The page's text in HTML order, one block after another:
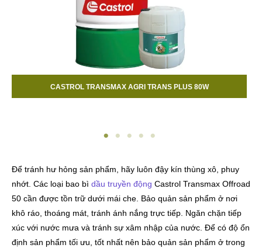
CASTROL TRANSMAX OFFROAD
Để tránh hư hỏng sản phẩm, hãy luôn đậy kín thùng xô, phuy
nhớt. Các loại bao bì dầu truyền động Castrol Transmax Offroad
50 cần được tồn trữ dưới mái che. Bảo quản sản phẩm ở nơi
khô ráo, thoáng mát, tránh ánh nắng trực tiếp. Ngăn chặn tiếp
xúc với nước mưa và tránh sự xâm nhập của nước. Để có độ ổn
định sản phẩm tối ưu, tốt nhất nên bảo quản sản phẩm ở trong